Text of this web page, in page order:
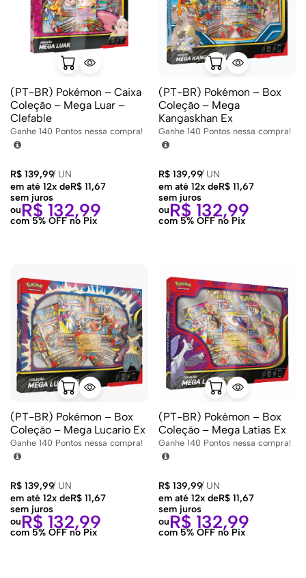
(PT-BR) Pokémon – Caixa
Coleção – Mega Luar –
Clefable
Ganhe 140 Pontos nessa compra!
R$ 139,99/UN
em até 12x deR$ 11,67
sem juros
ouR$ 132,99
com 5% OFF no Pix
(PT-BR) Pokémon – Box
Coleção – Mega
Kangaskhan Ex
Ganhe 140 Pontos nessa compra!
R$139,99/UN
em até 12x deR$11,67
sem juros
ouR$ 132,99
com 5% OFF no Pix
(PT-BR) Pokémon – Box
Coleção – Mega Lucario Ex
Ganhe 140 Pontos nessa compra!
R$ 139,99/UN
em até 12x deR$ 11,67
sem juros
ouR$ 132,99
com 5% OFF no Pix
(PT-BR) Pokémon – Box
Coleção – Mega Latias Ex
Ganhe 140 Pontos nessa compra!
R$139,99/UN
em até 12x deR$11,67
sem juros
ouR$ 132,99
com 5% OFF no Pix